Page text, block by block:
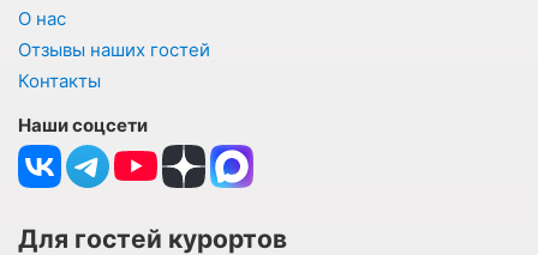
О нас
Отзывы наших гостей
Контакты
Наши соцсети
Для гостей курортов